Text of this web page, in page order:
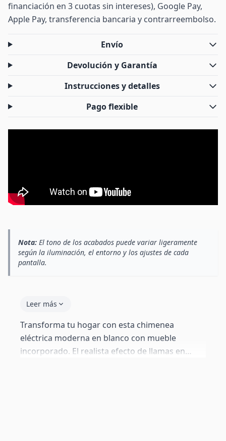
financiación en 3 cuotas sin intereses), Google Pay,
Apple Pay, transferencia bancaria y contrarreembolso.
Envío
Devolución y Garantía
Instrucciones y detalles
Pago flexible
Nota: El tono de los acabados puede variar ligeramente
según la iluminación, el entorno y los ajustes de cada
pantalla.
Leer más
Transforma tu hogar con esta chimenea
eléctrica moderna en blanco con mueble
incorporado. El realista efecto de llamas en